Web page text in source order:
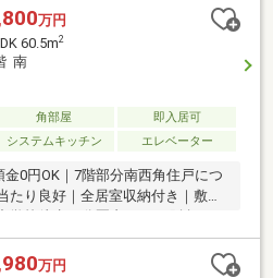
万円
60.5m2
南
角部屋
即入居可
システムキッチン エレベーター
0円OK｜7階部分南西角住戸につ
たり良好｜全居室収納付き｜敷地
生活施設充実
万円